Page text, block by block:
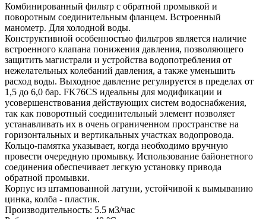
Комбинированный фильтр с обратной промывкой и
поворотным соединительным фланцем. Встроенный
манометр. Для холодной воды.
Конструктивной особенностью фильтров является наличие
встроенного клапана понижения давления, позволяющего
защитить магистрали и устройства водопотребления от
нежелательных колебаний давления, а также уменьшить
расход воды. Выходное давление регулируется в пределах от
1,5 до 6,0 бар. FK76CS идеальны для модификации и
усовершенствования действующих систем водоснабжения,
так как поворотный соединительный элемент позволяет
устанавливать их в очень ограниченном пространстве на
горизонтальных и вертикальных участках водопровода.
Кольцо-памятка указывает, когда необходимо вручную
провести очередную промывку. Использование байонетного
соединения обеспечивает легкую установку привода
обратной промывки.
Корпус из штампованной латуни, устойчивой к вымыванию
цинка, колба - пластик.
Производительность: 5.5 м3/час